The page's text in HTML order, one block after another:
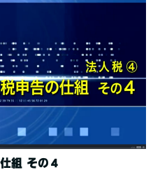
組 その４